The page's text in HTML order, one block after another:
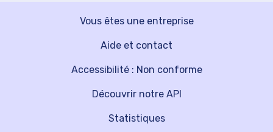
Vous êtes une entreprise
Découvrir notre API
Aide et contact
Statistiques
Accessibilité : Non conforme